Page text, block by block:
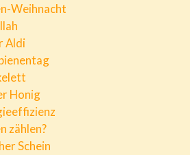
Weihnacht
Aldi
Honig
zählen?
Schein